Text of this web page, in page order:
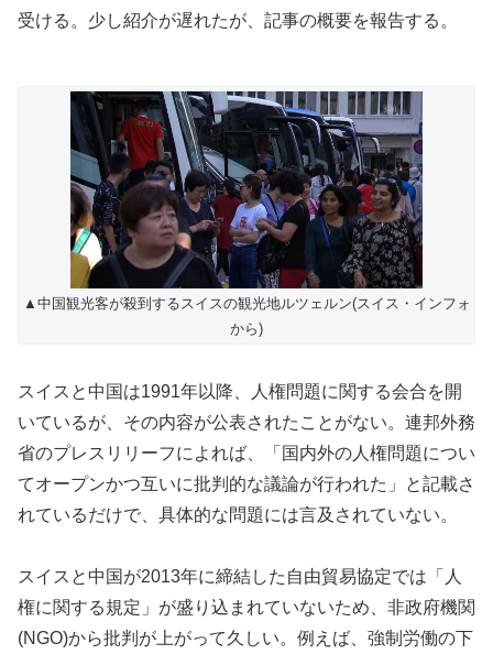
受ける。少し紹介が遅れたが、記事の概要を報告する。
▲中国観光客が殺到するスイスの観光地ルツェルン(スイス・インフォ
から)
スイスと中国は1991年以降、人権問題に関する会合を開
いているが、その内容が公表されたことがない。連邦外務
省のプレスリリーフによれば、「国内外の人権問題につい
てオープンかつ互いに批判的な議論が行われた」と記載さ
れているだけで、具体的な問題には言及されていない。
スイスと中国が2013年に締結した自由貿易協定では「人
権に関する規定」が盛り込まれていないため、非政府機関
(NGO)から批判が上がって久しい。例えば、強制労働の下